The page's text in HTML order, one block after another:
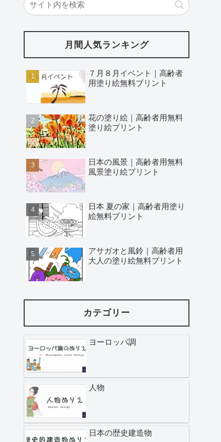
月間人気ランキング
７月８月イベント｜高齢者
用塗り絵無料プリント
花の塗り絵｜高齢者用無料
塗り絵プリント
日本の風景｜高齢者用無料
風景塗り絵プリント
日本 夏の家｜高齢者用塗り
絵無料プリント
アサガオと風鈴｜高齢者用
大人の塗り絵無料プリント
カテゴリー
ヨーロッパ調
人物
日本の歴史建造物